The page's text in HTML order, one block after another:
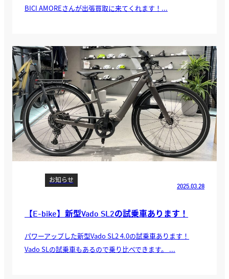
BICI AMOREさんが出張買取に来てくれます！...
お知らせ
2025.03.28
【E-bike】新型Vado SL2の試乗車あります！
パワーアップした新型Vado SL2 4.0の試乗車あります！
Vado SLの試乗車もあるので乗り比べできます。 ...